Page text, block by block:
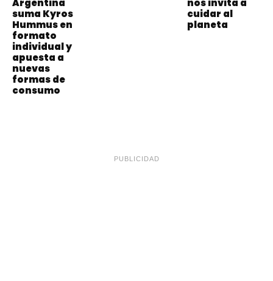
Argentina
suma Kyros
Hummus en
formato
individual y
apuesta a
nuevas
formas de
consumo
nos invita a
cuidar al
planeta
PUBLICIDAD